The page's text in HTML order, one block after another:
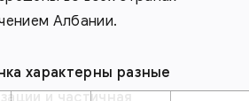
Албании.
характерны разные